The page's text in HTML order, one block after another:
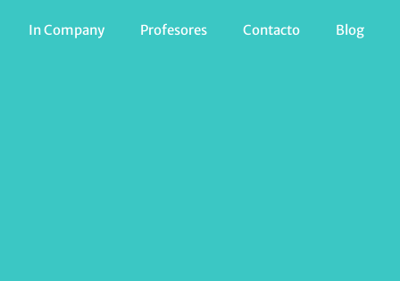
In Company Profesores Contacto Blog